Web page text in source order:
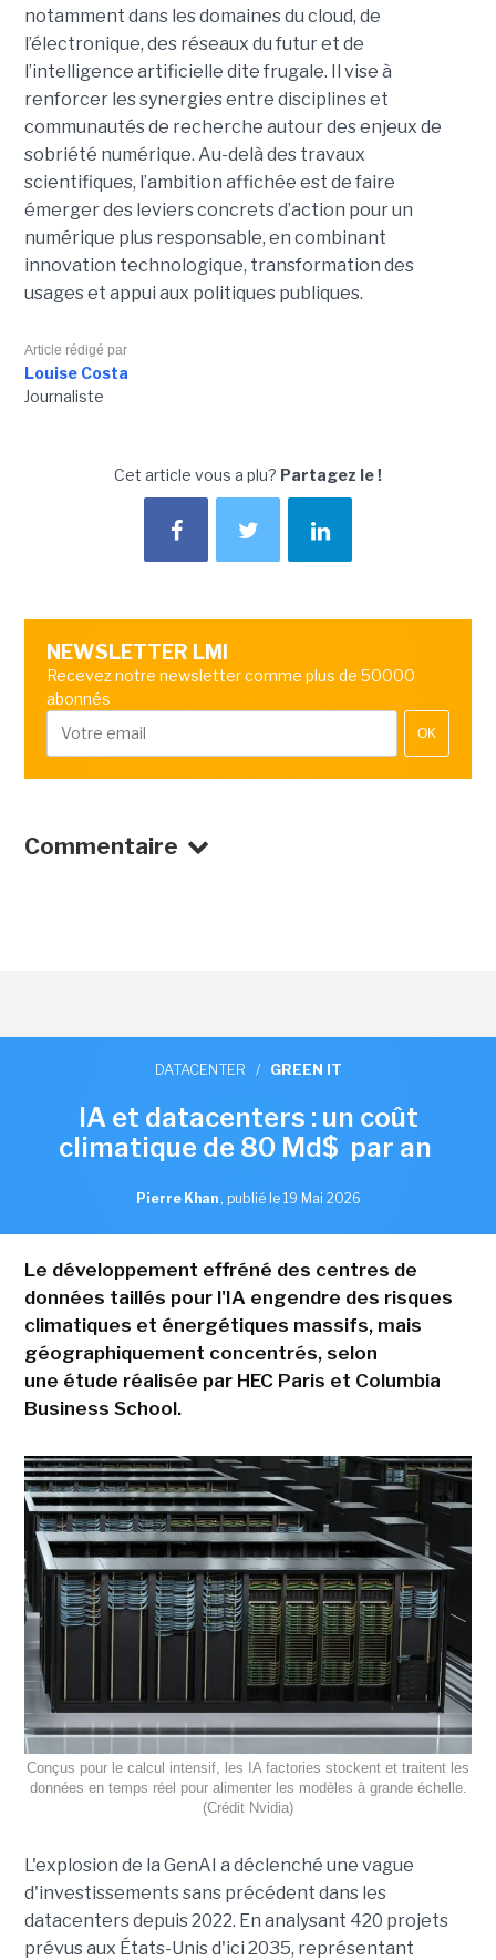
notamment dans les domaines du cloud, de
l’électronique, des réseaux du futur et de
l’intelligence artificielle dite frugale. Il vise à
renforcer les synergies entre disciplines et
communautés de recherche autour des enjeux de
sobriété numérique. Au-delà des travaux
scientifiques, l’ambition affichée est de faire
émerger des leviers concrets d’action pour un
numérique plus responsable, en combinant
innovation technologique, transformation des
usages et appui aux politiques publiques.
Article rédigé par
Louise Costa
Journaliste
Cet article vous a plu? Partagez le !
NEWSLETTER LMI
Recevez notre newsletter comme plus de 50000
abonnés
OK
Commentaire
DATACENTER / GREEN IT
IA et datacenters : un coût
climatique de 80 Md$ par an
Pierre Khan , publié le 19 Mai 2026
Le développement effréné des centres de
données taillés pour l'IA engendre des risques
climatiques et énergétiques massifs, mais
géographiquement concentrés, selon
une étude réalisée par HEC Paris et Columbia
Business School.
Conçus pour le calcul intensif, les IA factories stockent et traitent les
données en temps réel pour alimenter les modèles à grande échelle.
(Crédit Nvidia)
L'explosion de la GenAI a déclenché une vague
d'investissements sans précédent dans les
datacenters depuis 2022. En analysant 420 projets
prévus aux États-Unis d'ici 2035, représentant